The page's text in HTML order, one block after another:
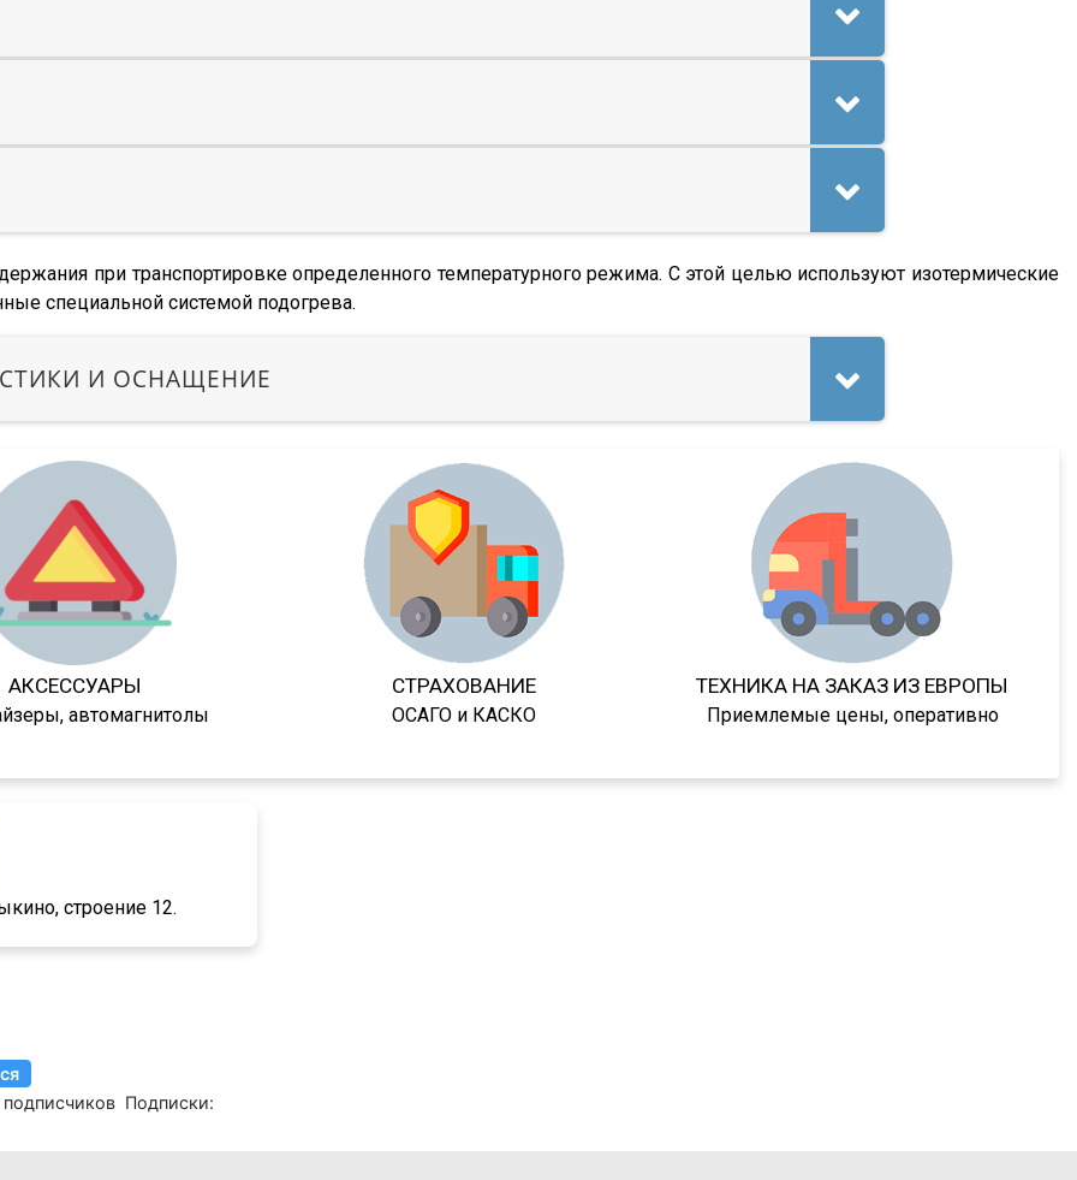
при транспортировке определенного температурного режима. С этой целью используют изотермические
специальной системой подогрева.
И ОСНАЩЕНИЕ
АКСЕССУАРЫ
автомагнитолы
СТРАХОВАНИЕ
ОСАГО и КАСКО
ТЕХНИКА НА ЗАКАЗ ИЗ ЕВРОПЫ
Приемлемые цены, оперативно
строение 12.